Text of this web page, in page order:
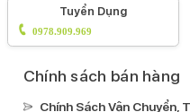
Tuyển Dụng
0978.909.969
Chính sách bán hàng
Chính Sách Vận Chuyển,